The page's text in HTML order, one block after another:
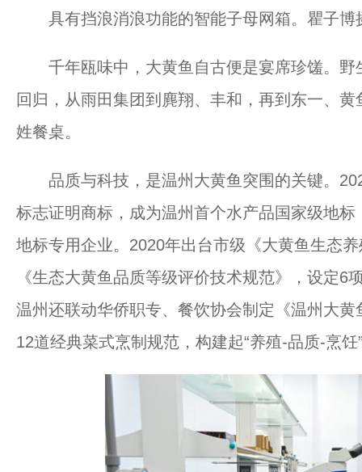
具有挡浪消浪功能的智能子母网箱。瞿子博
千年瓯味中，大黄鱼自古便是宴席珍馐。野
回归，从雨田集团到麂翔、丰和，再到东一、
姓餐桌。
品质与科技，是温州大黄鱼突围的关键。
标志证明商标，成为温州首个水产品国家级地
地标专用企业。2020年出台市级《大黄鱼生态
《生态大黄鱼品质等级评价技术规范》，设定6
温州还联动华侨职专、餐饮协会制定《温州大
12道经典菜式烹制规范，构建起“养殖-品质-烹